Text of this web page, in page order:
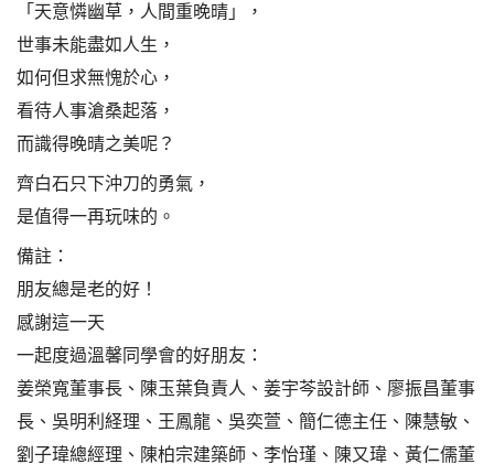
「天意憐幽草，人間重晚晴」，
世事未能盡如人生，
如何但求無愧於心，
看待人事滄桑起落，
而識得晚晴之美呢？
齊白石只下沖刀的勇氣，
是值得一再玩味的。
備註：
朋友總是老的好！
感謝這一天
一起度過溫馨同學會的好朋友：
姜榮寬董事長、陳玉葉負責人、姜宇芩設計師、廖振昌董事
長、吳明利経理、王鳳龍、吳奕萱、簡仁德主任、陳慧敏、
劉子瑋總經理、陳柏宗建築師、李怡瑾、陳又瑋、黃仁儒董